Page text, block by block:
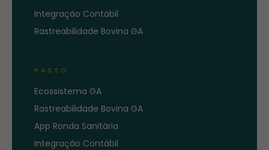
Integração Contábil
Rastreabilidade Bovina GA
PASTO
Ecossistema GA
Rastreabilidade Bovina GA
App Ronda Sanitária
Integração Contábil